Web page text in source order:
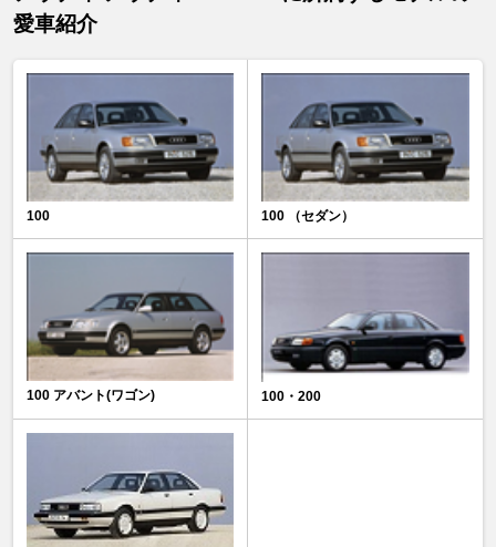
愛車紹介
100 100 （セダン）
100 アバント(ワゴン) 100・200